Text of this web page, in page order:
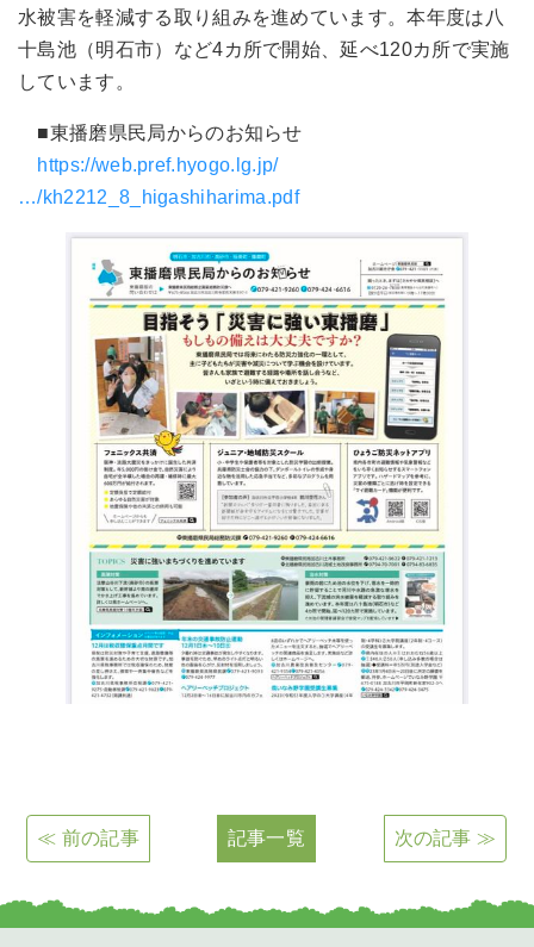
水被害を軽減する取り組みを進めています。本年度は八
十島池（明石市）など4カ所で開始、延べ120カ所で実施
しています。
■東播磨県民局からのお知らせ
https://web.pref.hyogo.lg.jp/
…/kh2212_8_higashiharima.pdf
≪ 前の記事 記事一覧 次の記事 ≫